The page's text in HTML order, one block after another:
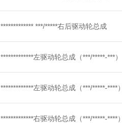
************* ***/*****右后驱动轮总成
*************左驱动轮总成（***/*****-***）
*************左驱动轮总成（***/*****-****
*************右驱动轮总成（***/*****-****